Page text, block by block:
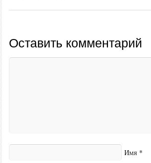
Оставить комментарий
Имя *